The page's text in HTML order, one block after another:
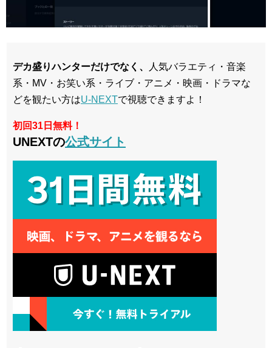
デカ盛りハンターだけでなく、
人気バラエティ・音楽
系・MV・お笑い系・ライブ・アニメ・映画・ドラマな
どを観たい方はU-NEXTで視聴できますよ！
初回31日無料！
UNEXTの公式サイト